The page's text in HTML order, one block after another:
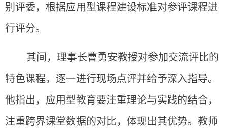
别评委，根据应用型课程建设标准对参评课程进
行评分。
其间，理事长曹勇安教授对参加交流评比的
特色课程，逐一进行现场点评并给予深入指导。
他指出，应用型教育要注重理论与实践的结合，
注重跨界课堂数据的对比，体现出其优势。教师